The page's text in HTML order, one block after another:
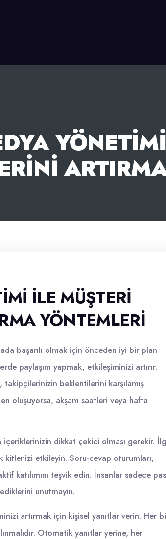
ILE MÜŞTERI
YÖNTEMLERI
başarılı olmak için önceden iyi bir plan
paylaşım yapmak, etkileşiminizi artırır.
beklentilerini karşılamış
oluşuyorsa, akşam saatleri veya hafta
içeriklerinizin dikkat çekici olması gerekir.
etkileyin. Soru-cevap oturumları,
katılımını teşvik edin. İnsanlar sadece
unutmayın.
artırmak için kişisel yanıtlar verin. Her
Otomatik yanıtlar yerine, her